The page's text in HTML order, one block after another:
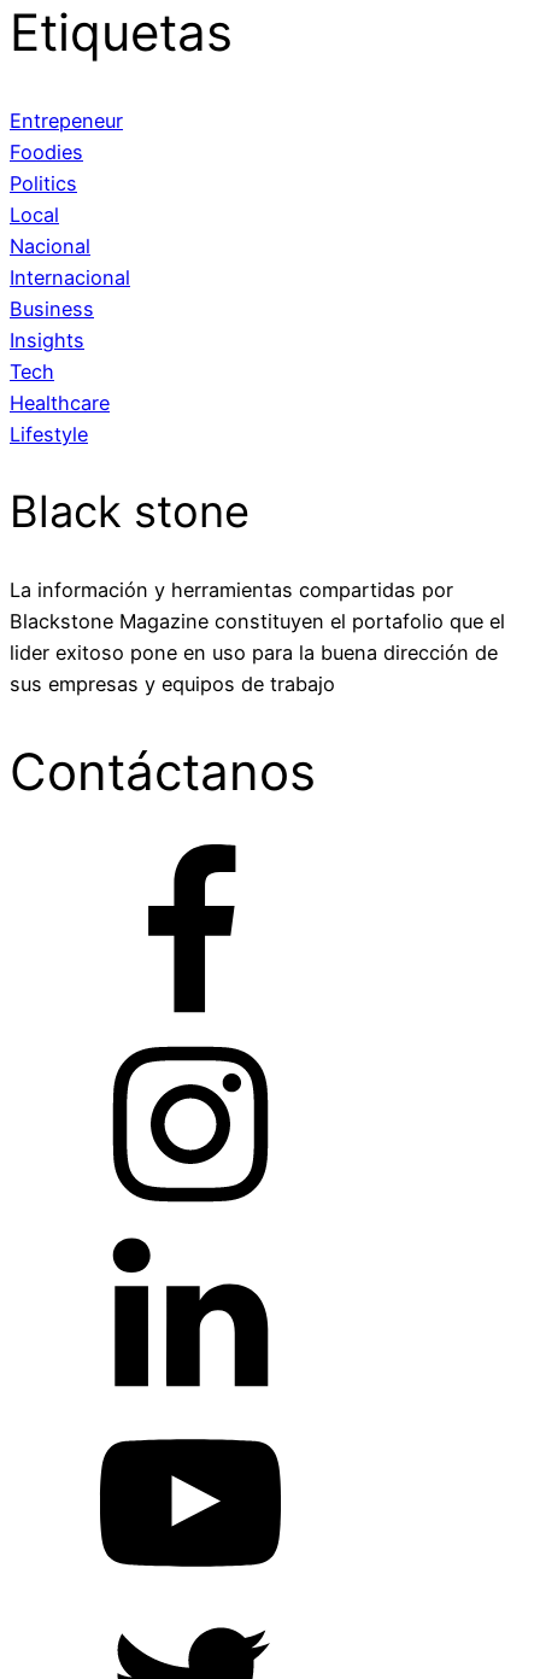
Etiquetas
Entrepeneur
Foodies
Politics
Local
Nacional
Internacional
Business
Insights
Tech
Healthcare
Lifestyle
Black stone
La información y herramientas compartidas por
Blackstone Magazine constituyen el portafolio que el
lider exitoso pone en uso para la buena dirección de
sus empresas y equipos de trabajo
Contáctanos